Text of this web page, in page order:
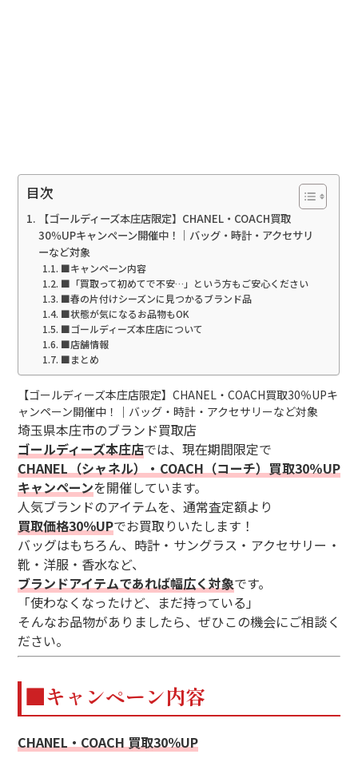
目次
【ゴールディーズ本庄店限定】CHANEL・COACH買取
30％UPキャンペーン開催中！｜バッグ・時計・アクセサリ
ーなど対象
■キャンペーン内容
■「買取って初めてで不安…」という方もご安心ください
■春の片付けシーズンに見つかるブランド品
■状態が気になるお品物もOK
■ゴールディーズ本庄店について
■店舗情報
■まとめ
【ゴールディーズ本庄店限定】CHANEL・COACH買取30％UPキ
ャンペーン開催中！｜バッグ・時計・アクセサリーなど対象
埼玉県本庄市のブランド買取店
ゴールディーズ本庄店では、現在期間限定で
CHANEL（シャネル）・COACH（コーチ）買取30％UP
キャンペーンを開催しています。
人気ブランドのアイテムを、通常査定額より
買取価格30％UPでお買取りいたします！
バッグはもちろん、時計・サングラス・アクセサリー・
靴・洋服・香水など、
ブランドアイテムであれば幅広く対象です。
「使わなくなったけど、まだ持っている」
そんなお品物がありましたら、ぜひこの機会にご相談く
ださい。
■キャンペーン内容
CHANEL・COACH 買取30％UP